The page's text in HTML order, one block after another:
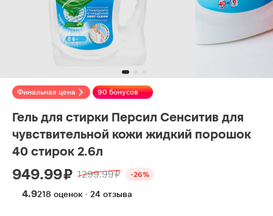
Финальная цена 90 бонусов
Гель для стирки Персил Сенситив для
чувствительной кожи жидкий порошок
40 стирок 2.6л
949.99 ₽ 1299.99 ₽ -26%
4.9218 оценок · 24 отзыва